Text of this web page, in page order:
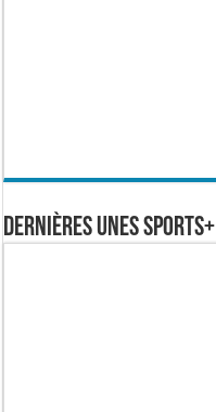
Dernières Unes Sports+